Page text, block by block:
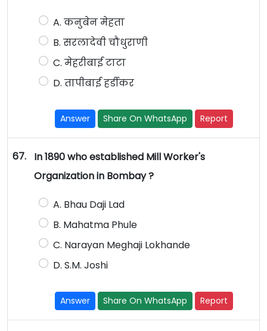
A. कनुबेन मेहता
B. सरलादेवी चौधुराणी
C. मेहरीबाई टाटा
D. तापीबाई हर्डीकर
Answer Share On WhatsApp Report
67.
In 1890 who established Mill Worker's
Organization in Bombay ?
A. Bhau Daji Lad
B. Mahatma Phule
C. Narayan Meghaji Lokhande
D. S.M. Joshi
Answer Share On WhatsApp Report